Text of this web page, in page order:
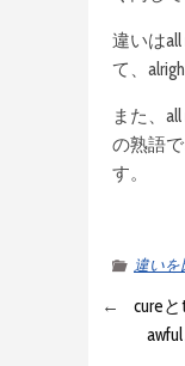
違いは
て、
また、
の熟語
す。
違いを
←
cure